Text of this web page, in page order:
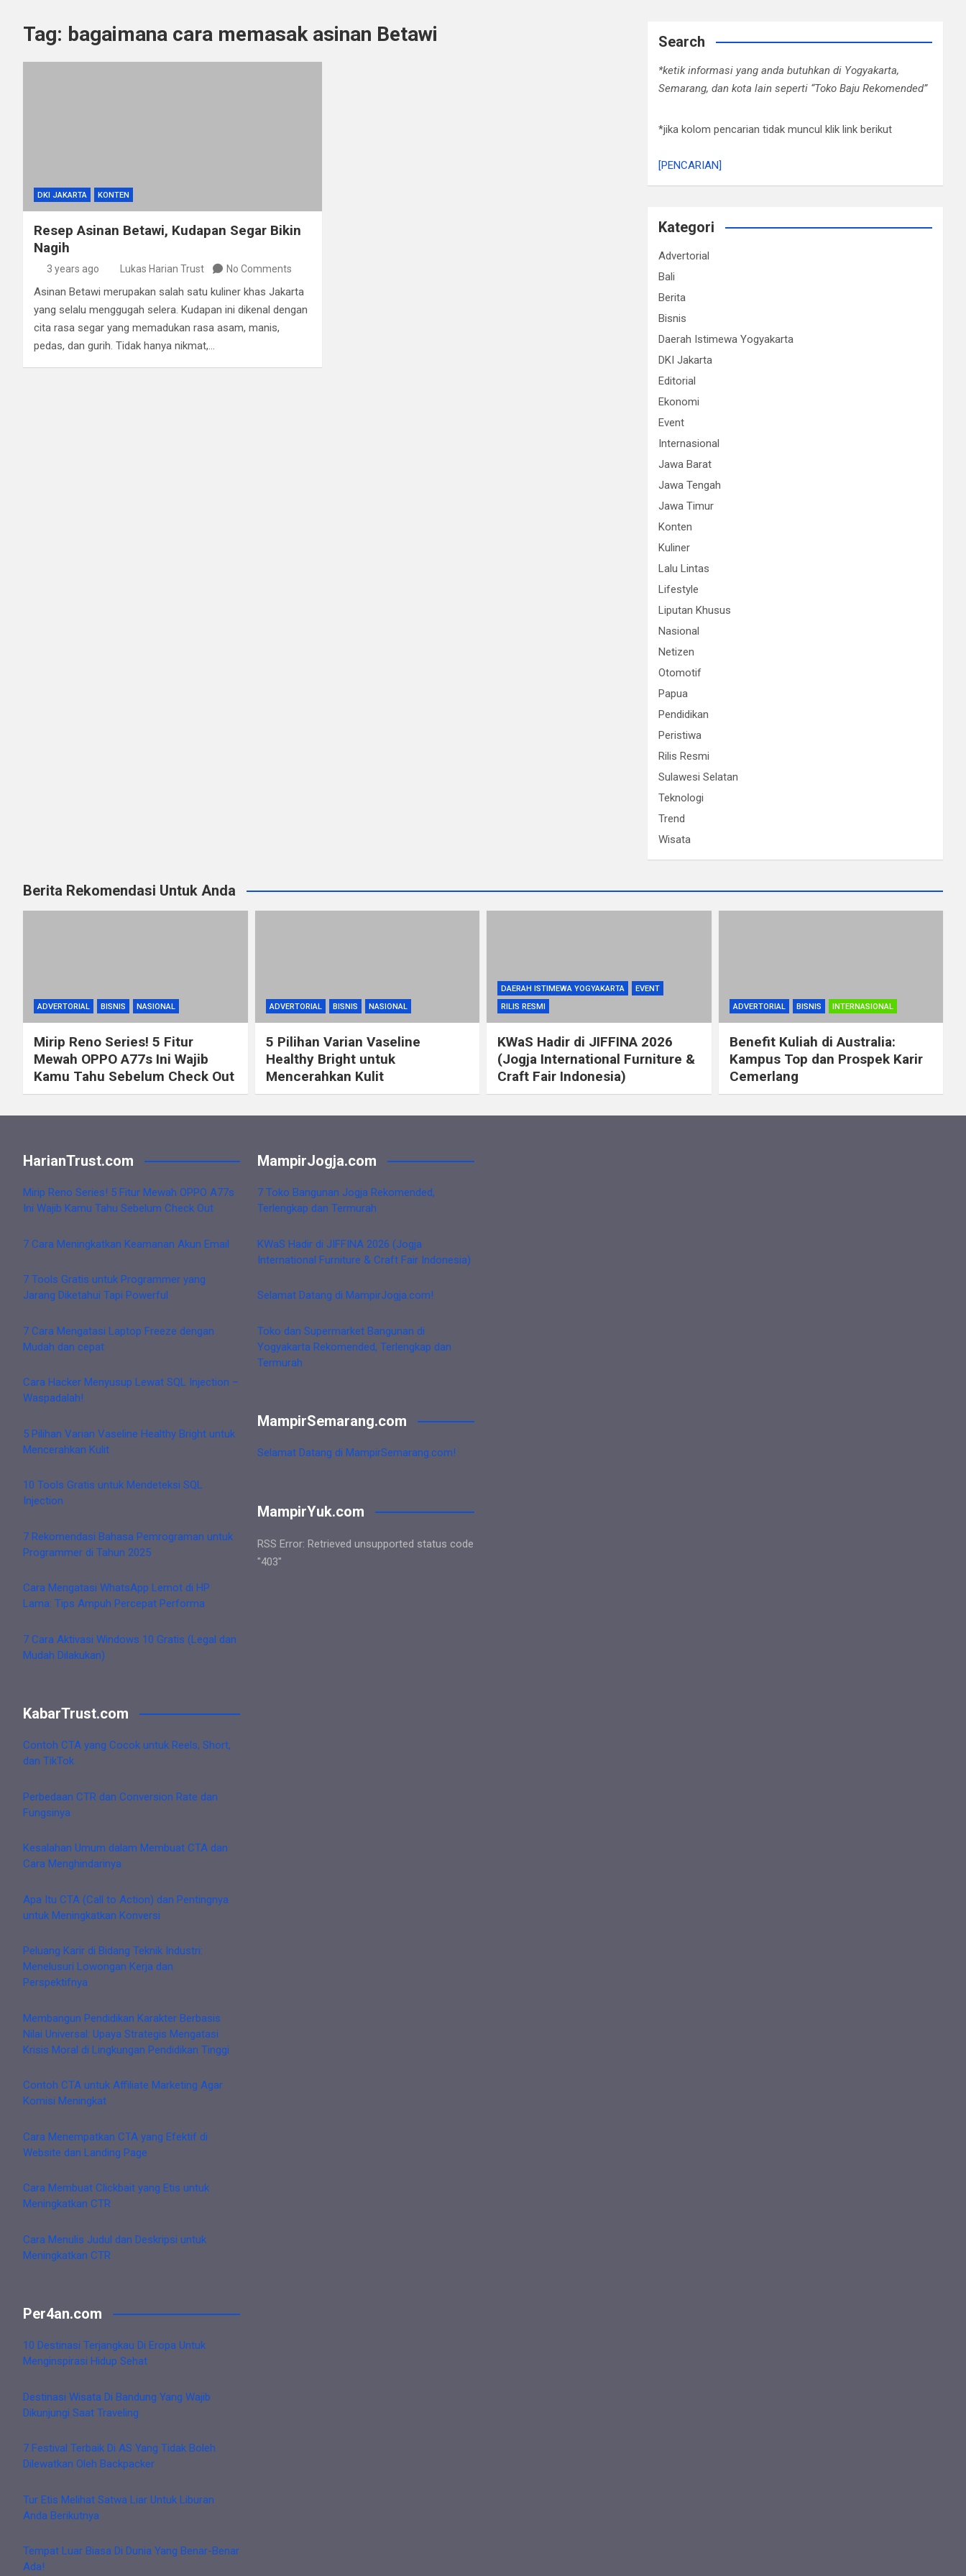
Tag: bagaimana cara memasak asinan Betawi
DKI JAKARTA KONTEN
Resep Asinan Betawi, Kudapan Segar Bikin
Nagih
3 years ago Lukas Harian Trust No Comments
Asinan Betawi merupakan salah satu kuliner khas Jakarta
yang selalu menggugah selera. Kudapan ini dikenal dengan
cita rasa segar yang memadukan rasa asam, manis,
pedas, dan gurih. Tidak hanya nikmat,…
Search
*ketik informasi yang anda butuhkan di Yogyakarta,
Semarang, dan kota lain seperti “Toko Baju Rekomended”
*jika kolom pencarian tidak muncul klik link berikut
[PENCARIAN]
Kategori
Advertorial
Bali
Berita
Bisnis
Daerah Istimewa Yogyakarta
DKI Jakarta
Editorial
Ekonomi
Event
Internasional
Jawa Barat
Jawa Tengah
Jawa Timur
Konten
Kuliner
Lalu Lintas
Lifestyle
Liputan Khusus
Nasional
Netizen
Otomotif
Papua
Pendidikan
Peristiwa
Rilis Resmi
Sulawesi Selatan
Teknologi
Trend
Wisata
Berita Rekomendasi Untuk Anda
ADVERTORIAL BISNIS NASIONAL
Mirip Reno Series! 5 Fitur
Mewah OPPO A77s Ini Wajib
Kamu Tahu Sebelum Check Out
ADVERTORIAL BISNIS NASIONAL
5 Pilihan Varian Vaseline
Healthy Bright untuk
Mencerahkan Kulit
DAERAH ISTIMEWA YOGYAKARTA
EVENT
RILIS RESMI
KWaS Hadir di JIFFINA 2026
(Jogja International Furniture &
Craft Fair Indonesia)
ADVERTORIAL BISNIS INTERNASIONAL
Benefit Kuliah di Australia:
Kampus Top dan Prospek Karir
Cemerlang
HarianTrust.com
Mirip Reno Series! 5 Fitur Mewah OPPO A77s
Ini Wajib Kamu Tahu Sebelum Check Out
7 Cara Meningkatkan Keamanan Akun Email
7 Tools Gratis untuk Programmer yang
Jarang Diketahui Tapi Powerful
7 Cara Mengatasi Laptop Freeze dengan
Mudah dan cepat
Cara Hacker Menyusup Lewat SQL Injection –
Waspadalah!
5 Pilihan Varian Vaseline Healthy Bright untuk
Mencerahkan Kulit
10 Tools Gratis untuk Mendeteksi SQL
Injection
7 Rekomendasi Bahasa Pemrograman untuk
Programmer di Tahun 2025
Cara Mengatasi WhatsApp Lemot di HP
Lama: Tips Ampuh Percepat Performa
7 Cara Aktivasi Windows 10 Gratis (Legal dan
Mudah Dilakukan)
KabarTrust.com
Contoh CTA yang Cocok untuk Reels, Short,
dan TikTok
Perbedaan CTR dan Conversion Rate dan
Fungsinya
Kesalahan Umum dalam Membuat CTA dan
Cara Menghindarinya
Apa Itu CTA (Call to Action) dan Pentingnya
untuk Meningkatkan Konversi
Peluang Karir di Bidang Teknik Industri:
Menelusuri Lowongan Kerja dan
Perspektifnya
Membangun Pendidikan Karakter Berbasis
Nilai Universal: Upaya Strategis Mengatasi
Krisis Moral di Lingkungan Pendidikan Tinggi
Contoh CTA untuk Affiliate Marketing Agar
Komisi Meningkat
Cara Menempatkan CTA yang Efektif di
Website dan Landing Page
Cara Membuat Clickbait yang Etis untuk
Meningkatkan CTR
Cara Menulis Judul dan Deskripsi untuk
Meningkatkan CTR
Per4an.com
10 Destinasi Terjangkau Di Eropa Untuk
Menginspirasi Hidup Sehat
Destinasi Wisata Di Bandung Yang Wajib
Dikunjungi Saat Traveling
7 Festival Terbaik Di AS Yang Tidak Boleh
Dilewatkan Oleh Backpacker
Tur Etis Melihat Satwa Liar Untuk Liburan
Anda Berikutnya
Tempat Luar Biasa Di Dunia Yang Benar-Benar
Ada!
MampirJogja.com
7 Toko Bangunan Jogja Rekomended,
Terlengkap dan Termurah
KWaS Hadir di JIFFINA 2026 (Jogja
International Furniture & Craft Fair Indonesia)
Selamat Datang di MampirJogja.com!
Toko dan Supermarket Bangunan di
Yogyakarta Rekomended, Terlengkap dan
Termurah
MampirSemarang.com
Selamat Datang di MampirSemarang.com!
MampirYuk.com
RSS Error: Retrieved unsupported status code
"403"